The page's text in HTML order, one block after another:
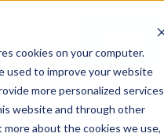
cookies on your computer.
used to improve your website
more personalized services
website and through other
more about the cookies we use,